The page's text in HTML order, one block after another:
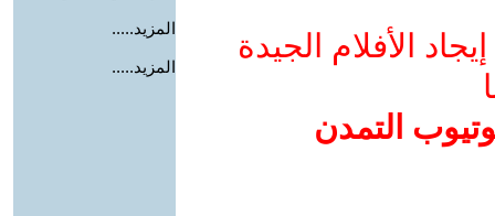
الأفلام الجيدة
التمدن
المزيد.....
المزيد.....